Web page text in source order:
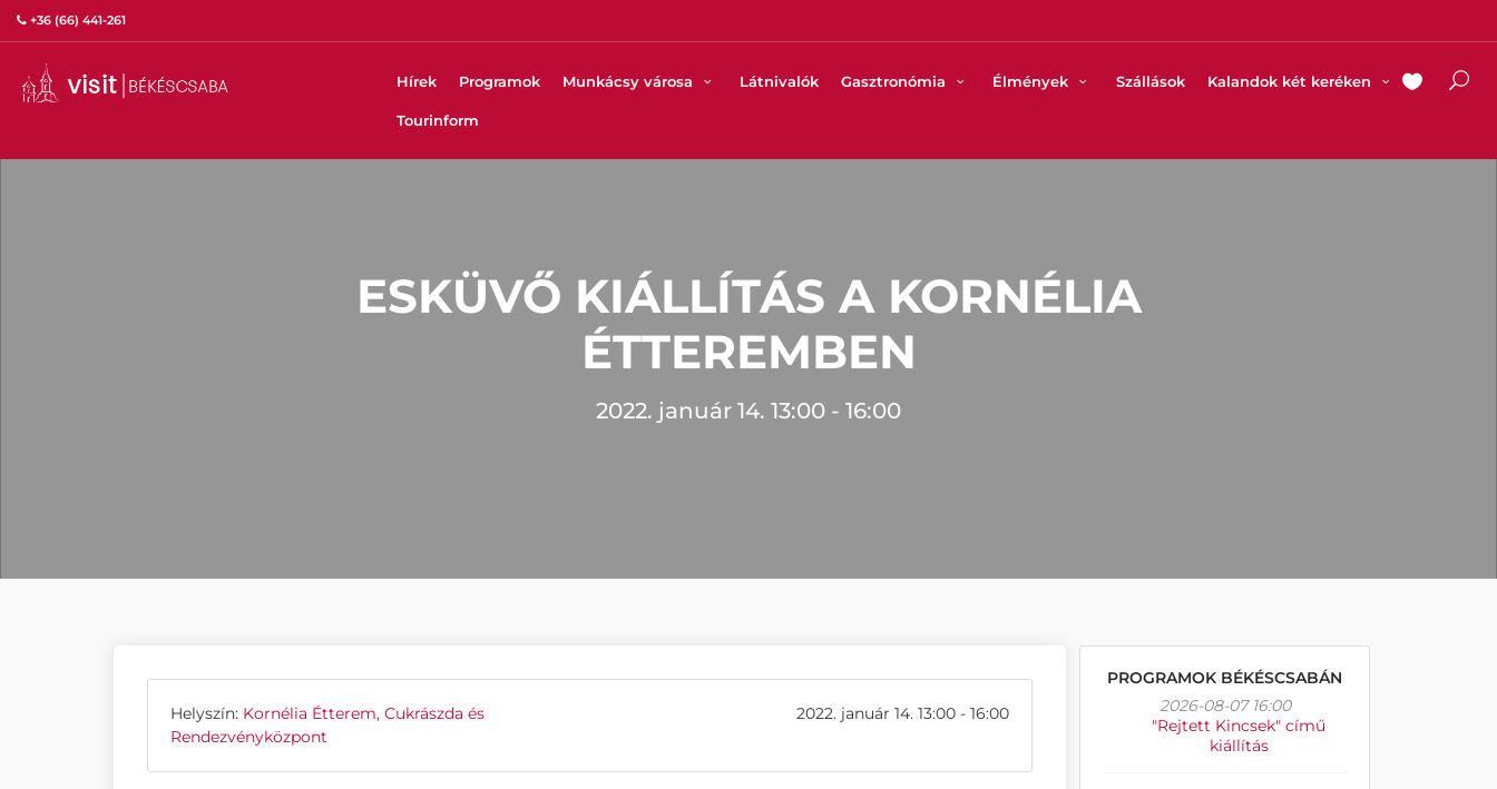
+36 (66) 441-261
Hírek Programok Munkácsy városa Látnivalók Gasztronómia Élmények Szállások Kalandok két keréken
Tourinform
ESKÜVŐ KIÁLLÍTÁS A KORNÉLIA
ÉTTEREMBEN
2022. január 14. 13:00 - 16:00
Helyszín: Kornélia Étterem, Cukrászda és
Rendezvényközpont
2022. január 14. 13:00 - 16:00
PROGRAMOK BÉKÉSCSABÁN
2026-08-07 16:00
"Rejtett Kincsek" című
kiállítás